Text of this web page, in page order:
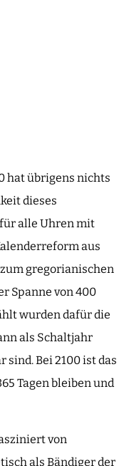
hat übrigens nichts
dieses
alle Uhren mit
aus
zum gregorianischen
Spanne von 400
wurden dafür die
als Schaltjahr
Bei 2100 ist das
Tagen bleiben und
von
als Bändiger der